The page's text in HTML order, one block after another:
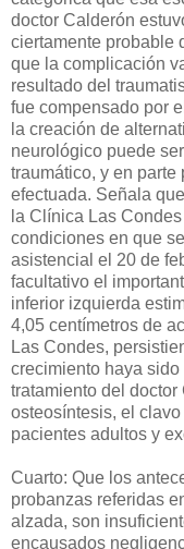
doctor Calderón
ciertamente probable
que la complicación
resultado del
fue compensado por
la creación de
neurológico puede
traumático, y en
efectuada. Señala
la Clínica Las
condiciones en que
asistencial el 20 de
facultativo el
inferior izquierda
4,05 centímetros de
Las Condes,
crecimiento haya sido
tratamiento del
osteosíntesis, el
pacientes adultos y
Cuarto: Que los
probanzas referidas
alzada, son
encausados